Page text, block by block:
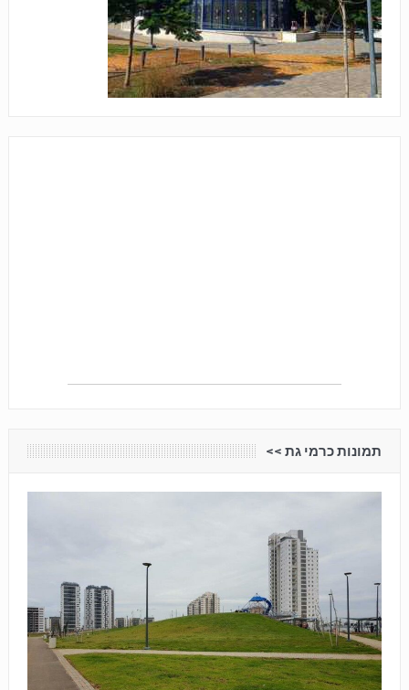
תמונות כרמי גת <<